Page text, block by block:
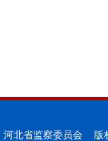
河北省监察委员会 版